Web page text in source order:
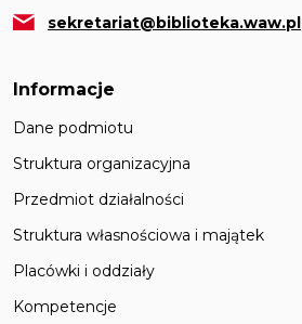
sekretariat@biblioteka.waw.pl
Informacje
Dane podmiotu
Struktura organizacyjna
Przedmiot działalności
Struktura własnościowa i majątek
Placówki i oddziały
Kompetencje